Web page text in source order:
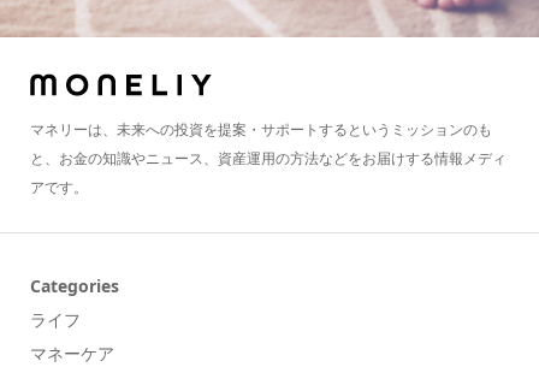
マネリーは、未来への投資を提案・サポートするというミッションのも
と、お金の知識やニュース、資産運用の方法などをお届けする情報メディ
アです。
Categories
ライフ
マネーケア